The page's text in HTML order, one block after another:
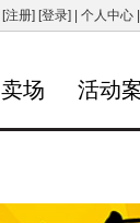
[注册] [登录] 个人中心
卖场 活动